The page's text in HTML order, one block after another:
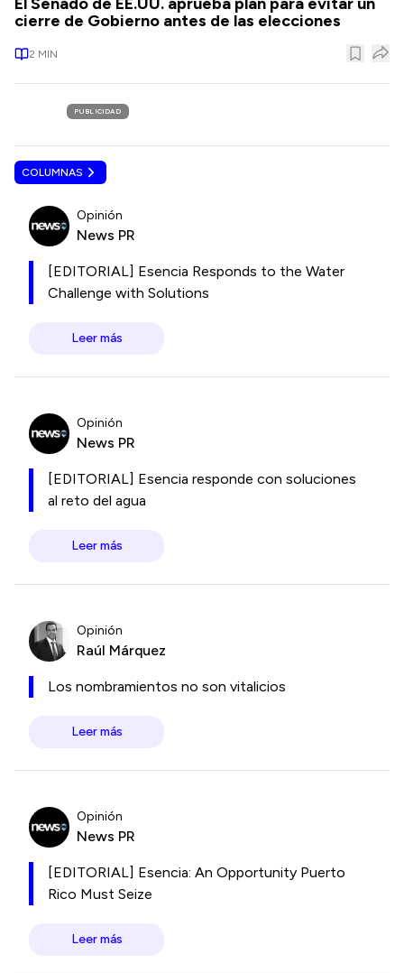
cierre de Gobierno antes de las elecciones
2 MIN
PUBLICIDAD
COLUMNAS
Opinión
News PR
[EDITORIAL] Esencia Responds to the Water
Challenge with Solutions
Leer más
Opinión
News PR
[EDITORIAL] Esencia responde con soluciones
al reto del agua
Leer más
Opinión
Raúl Márquez
Los nombramientos no son vitalicios
Leer más
Opinión
News PR
[EDITORIAL] Esencia: An Opportunity Puerto
Rico Must Seize
Leer más